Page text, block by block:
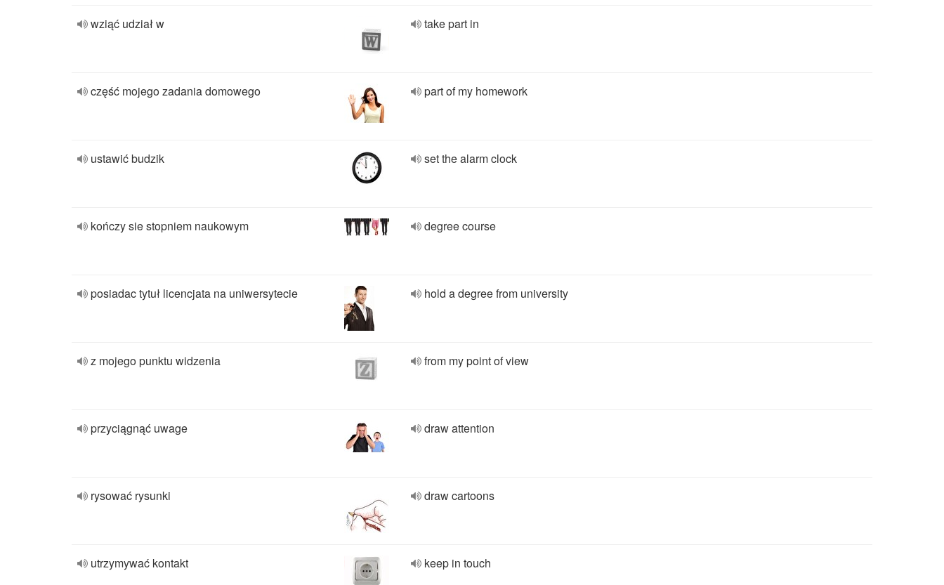
wziąć udział w take part in
część mojego zadania domowego part of my homework
ustawić budzik set the alarm clock
kończy sie stopniem naukowym degree course
posiadac tytuł licencjata na uniwersytecie hold a degree from university
z mojego punktu widzenia from my point of view
przyciągnąć uwage draw attention
rysować rysunki draw cartoons
utrzymywać kontakt keep in touch